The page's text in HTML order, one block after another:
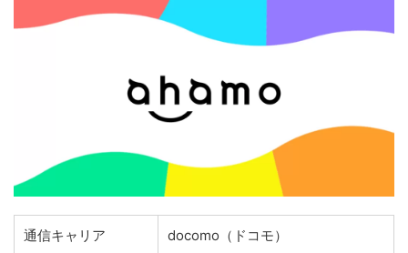
通信キャリア docomo（ドコモ）